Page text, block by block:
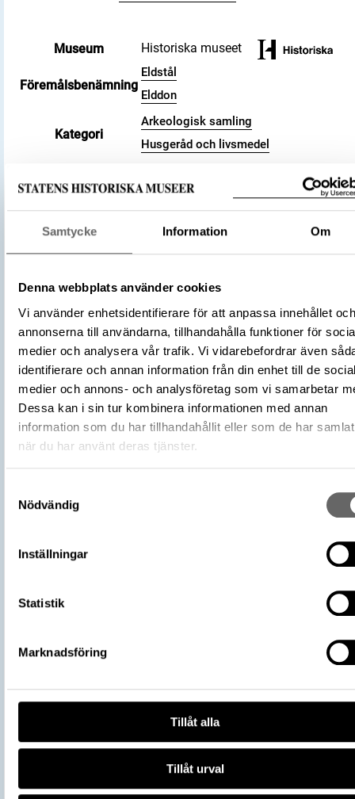
Samtycke Information Om
Denna webbplats använder cookies
Vi använder enhetsidentifierare för att anpassa innehållet och
annonserna till användarna, tillhandahålla funktioner för
medier och analysera vår trafik. Vi vidarebefordrar även
identifierare och annan information från din enhet till de
medier och annons- och analysföretag som vi samarbetar
Dessa kan i sin tur kombinera informationen med annan
information som du har tillhandahållit eller som de har
när du har använt deras tjänster.
Nödvändig
Inställningar
Statistik
Marknadsföring
Tillåt alla
Tillåt urval
Museum Historiska museet
Föremålsbenämning
Eldstål
Elddon
Kategori
Arkeologisk samling
Husgeråd och livsmedel
Antal
1
Datering
800 – 1100
Tidsperiod
Vikingatid
Föremålsnummer
145065_HST
Historisk plats
Birka, Adelsö socken
Förvärvsnummer 34000
Omnämns i katalog Förvärv: 34000 på Catview
Förvärvsmetod
KML
Fyndplats
Plats: Björkö, Hemlanden, Fornlämning:
L2017:1904, Socken: Adelsö socken,
Kommun: Ekerö kommun, Landskap:
Land: Sverige
Kontextnamn
Forntider 2 (2006 – 2023), Historiska
https://samlingar.shm.se/object/
licensen CC0.